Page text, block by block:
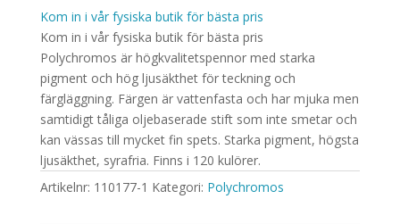
Kom in i vår fysiska butik för bästa pris
Kom in i vår fysiska butik för bästa pris
Polychromos är högkvalitetspennor med starka
pigment och hög ljusäkthet för teckning och
färgläggning. Färgen är vattenfasta och har mjuka men
samtidigt tåliga oljebaserade stift som inte smetar och
kan vässas till mycket fin spets. Starka pigment, högsta
ljusäkthet, syrafria. Finns i 120 kulörer.
Artikelnr: 110177-1 Kategori: Polychromos